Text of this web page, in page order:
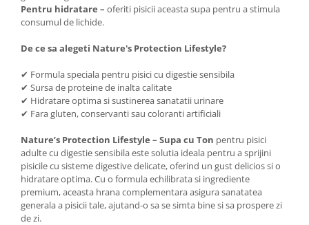
Pentru hidratare – oferiti pisicii aceasta supa pentru a stimula
consumul de lichide.
De ce sa alegeti Nature's Protection Lifestyle?
✔ Formula speciala pentru pisici cu digestie sensibila
✔ Sursa de proteine de inalta calitate
✔ Hidratare optima si sustinerea sanatatii urinare
✔ Fara gluten, conservanti sau coloranti artificiali
Nature’s Protection Lifestyle – Supa cu Ton pentru pisici
adulte cu digestie sensibila este solutia ideala pentru a sprijini
pisicile cu sisteme digestive delicate, oferind un gust delicios si o
hidratare optima. Cu o formula echilibrata si ingrediente
premium, aceasta hrana complementara asigura sanatatea
generala a pisicii tale, ajutand-o sa se simta bine si sa prospere zi
de zi.